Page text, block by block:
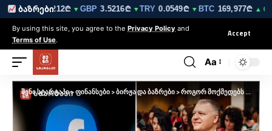
ბაზრები
▼EUR3.0212₾▼GBP3.5216₾▼TRY0.0549₾▼BTC169,977₾▲ 0.1%
By using this site, you agree to the Privacy Policy and
Terms of Use.
Accept
Aa
შენი სტარტაპი>ფინანსები>ბირჟა და ბაზრები>როგორ მოქმედებს სოციალური მედია საზოგადოების ჯანმრთელობაზე – გიორგი ფხაკაძე